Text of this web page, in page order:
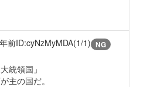
前ID:cyNzMyMDA(1/1) NG
統領国」
主の国だ。